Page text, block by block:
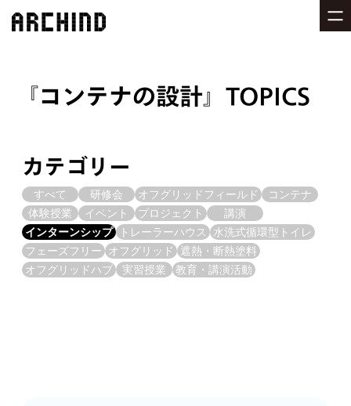
コンテナの設計 TOPICS
カテゴリー
すべて 研修会 オフグリッドフィールド
コンテナ
体験授業
イベント プロジェクト
講演
インターンシップ
トレーラーハウス
水洗式循環型トイレ
フェーズフリー
オフグリッド
遮熱・断熱塗料
オフグリッドハブ
実習授業 教育・講演活動